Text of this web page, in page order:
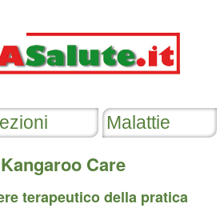
Care
terapeutico della pratica